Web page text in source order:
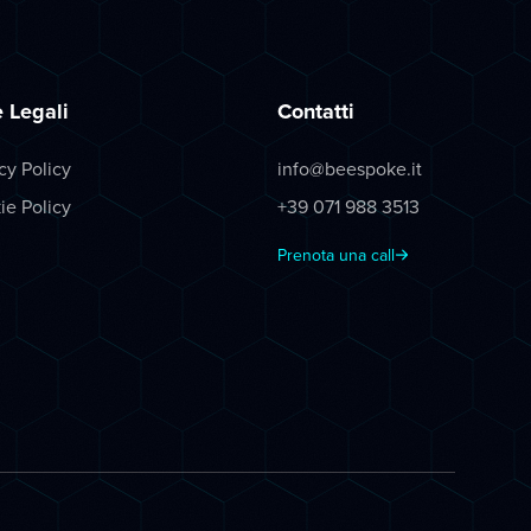
Legali
Policy
Policy
Contatti
info@beespoke.it
+39 071 988 3513
Prenota una call